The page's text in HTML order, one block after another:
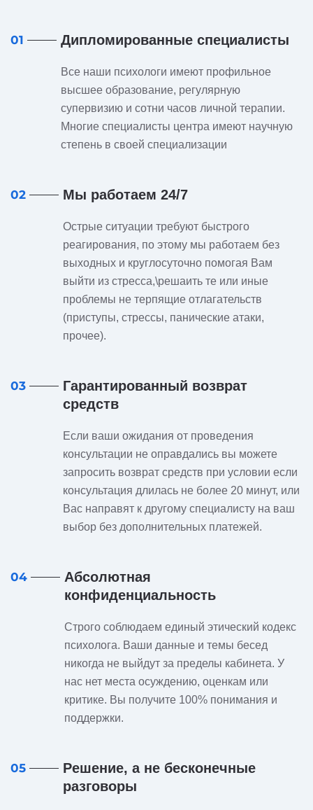
01 Дипломированные специалисты
Все наши психологи имеют профильное
высшее образование, регулярную
супервизию и сотни часов личной терапии.
Многие специалисты центра имеют научную
степень в своей специализации
02 Мы работаем 24/7
Острые ситуации требуют быстрого
реагирования, по этому мы работаем без
выходных и круглосуточно помогая Вам
выйти из стресса,\решаить те или иные
проблемы не терпящие отлагательств
(приступы, стрессы, панические атаки,
прочее).
03
Гарантированный возврат
средств
Если ваши ожидания от проведения
консультации не оправдались вы можете
запросить возврат средств при условии если
консультация длилась не более 20 минут, или
Вас направят к другому специалисту на ваш
выбор без дополнительных платежей.
04
Абсолютная
конфиденциальность
Строго соблюдаем единый этический кодекс
психолога. Ваши данные и темы бесед
никогда не выйдут за пределы кабинета. У
нас нет места осуждению, оценкам или
критике. Вы получите 100% понимания и
поддержки.
05
Решение, а не бесконечные
разговоры